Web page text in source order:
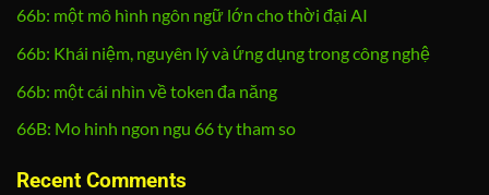
66b: một mô hình ngôn ngữ lớn cho thời đại AI
66b: Khái niệm, nguyên lý và ứng dụng trong công nghệ
66b: một cái nhìn về token đa năng
66B: Mo hinh ngon ngu 66 ty tham so
Recent Comments